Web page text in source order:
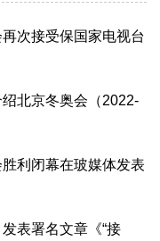
次接受保国家电视台
北京冬奥会（2022-
利闭幕在玻媒体发表
表署名文章《“接